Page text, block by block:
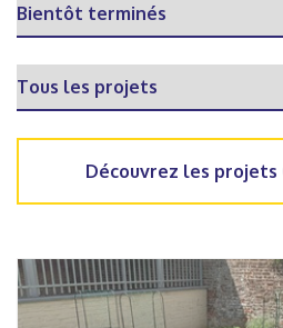
Découvrez les projets